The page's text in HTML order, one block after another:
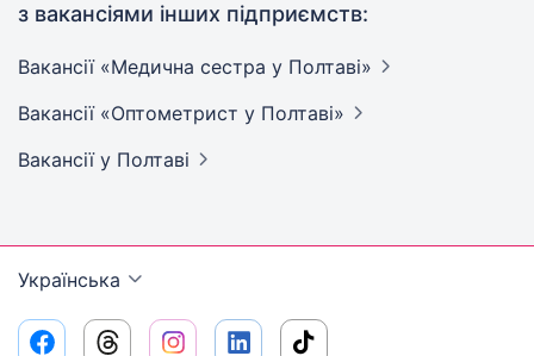
з вакансіями інших підприємств:
Вакансії «Медична сестра у Полтаві»
Вакансії «Оптометрист у Полтаві»
Вакансії у Полтаві
Українська